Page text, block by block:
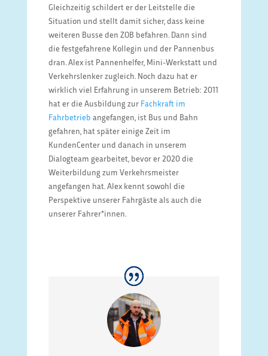
Gleichzeitig schildert er der Leitstelle die
Situation und stellt damit sicher, dass keine
weiteren Busse den ZOB befahren. Dann sind
die festgefahrene Kollegin und der Pannenbus
dran. Alex ist Pannenhelfer, Mini-Werkstatt und
Verkehrslenker zugleich. Noch dazu hat er
wirklich viel Erfahrung in unserem Betrieb: 2011
hat er die Ausbildung zur Fachkraft im
Fahrbetrieb angefangen, ist Bus und Bahn
gefahren, hat später einige Zeit im
KundenCenter und danach in unserem
Dialogteam gearbeitet, bevor er 2020 die
Weiterbildung zum Verkehrsmeister
angefangen hat. Alex kennt sowohl die
Perspektive unserer Fahrgäste als auch die
unserer Fahrer*innen.